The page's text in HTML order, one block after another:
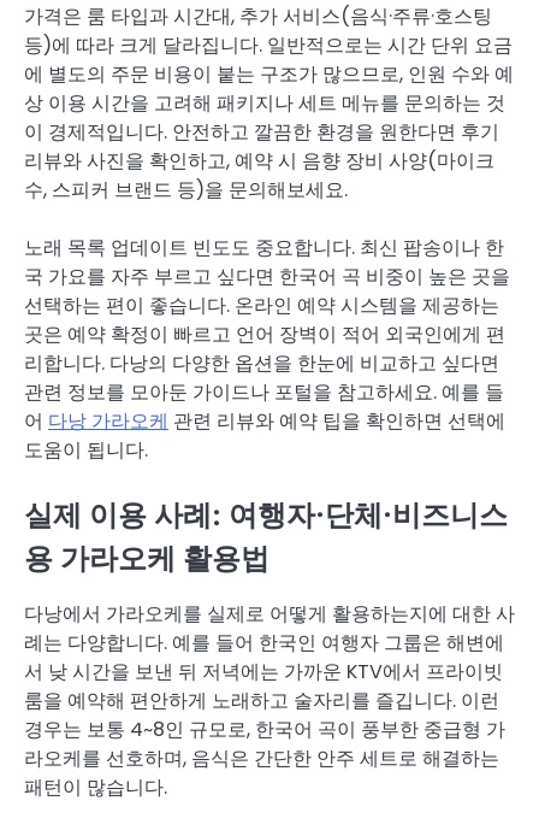
가격은 룸 타입과 시간대, 추가 서비스(음식·주류·호스팅
등)에 따라 크게 달라집니다. 일반적으로는 시간 단위 요금
에 별도의 주문 비용이 붙는 구조가 많으므로, 인원 수와 예
상 이용 시간을 고려해 패키지나 세트 메뉴를 문의하는 것
이 경제적입니다. 안전하고 깔끔한 환경을 원한다면 후기
리뷰와 사진을 확인하고, 예약 시 음향 장비 사양(마이크
수, 스피커 브랜드 등)을 문의해보세요.
노래 목록 업데이트 빈도도 중요합니다. 최신 팝송이나 한
국 가요를 자주 부르고 싶다면 한국어 곡 비중이 높은 곳을
선택하는 편이 좋습니다. 온라인 예약 시스템을 제공하는
곳은 예약 확정이 빠르고 언어 장벽이 적어 외국인에게 편
리합니다. 다낭의 다양한 옵션을 한눈에 비교하고 싶다면
관련 정보를 모아둔 가이드나 포털을 참고하세요. 예를 들
어 다낭 가라오케 관련 리뷰와 예약 팁을 확인하면 선택에
도움이 됩니다.
실제 이용 사례: 여행자·단체·비즈니스
용 가라오케 활용법
다낭에서 가라오케를 실제로 어떻게 활용하는지에 대한 사
례는 다양합니다. 예를 들어 한국인 여행자 그룹은 해변에
서 낮 시간을 보낸 뒤 저녁에는 가까운 KTV에서 프라이빗
룸을 예약해 편안하게 노래하고 술자리를 즐깁니다. 이런
경우는 보통 4~8인 규모로, 한국어 곡이 풍부한 중급형 가
라오케를 선호하며, 음식은 간단한 안주 세트로 해결하는
패턴이 많습니다.